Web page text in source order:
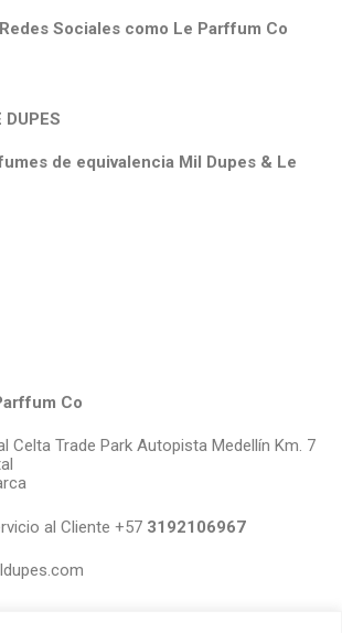
Sociales como Le Parffum Co
DUPES
de equivalencia Mil Dupes & Le
Co
Celta Trade Park Autopista Medellín Km. 7
al Cliente +57 3192106967